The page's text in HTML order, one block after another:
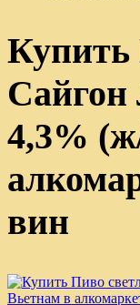
Купить
Сайгон
4,3%
вин